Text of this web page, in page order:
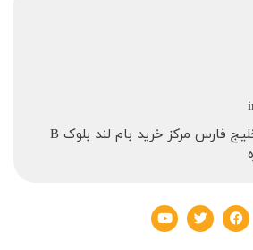
دریاچه شهدای خلیج فارس مرکز خرید بام لند بلوک B